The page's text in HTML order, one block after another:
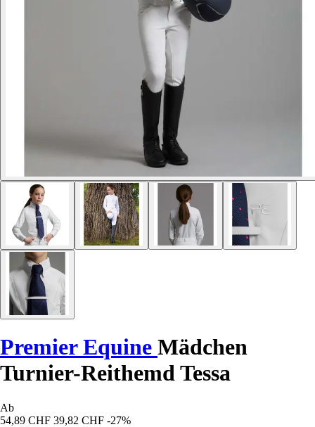
Premier Equine Mädchen
Turnier-Reithemd Tessa
Ab
54,89 CHF 39,82 CHF -27%